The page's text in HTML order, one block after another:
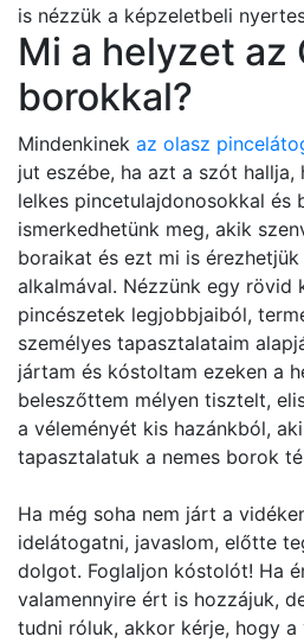
is nézzük a képzeletbeli
Mi a helyzet az
borokkal?
Mindenkinek az olasz
jut eszébe, ha azt a szót hallja,
lelkes pincetulajdonosokkal és
ismerkedhetünk meg, akik
boraikat és ezt mi is
alkalmával. Nézzünk egy rövid
pincészetek legjobbjaiból,
személyes tapasztalataim
jártam és kóstoltam ezeken a
beleszőttem mélyen tisztelt,
a véleményét kis hazánkból,
tapasztalatuk a nemes borok
Ha még soha nem járt a
idelátogatni, javaslom, előtte
dolgot. Foglaljon kóstolót! Ha
valamennyire ért is hozzájuk,
tudni róluk, akkor kérje, hogy